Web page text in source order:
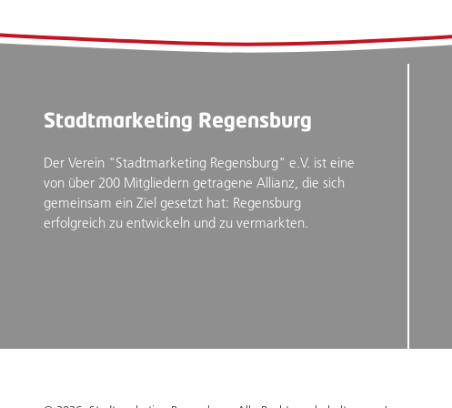
Stadtmarketing Regensburg
Der Verein "Stadtmarketing Regensburg" e.V. ist eine
von über 200 Mitgliedern getragene Allianz, die sich
gemeinsam ein Ziel gesetzt hat: Regensburg
erfolgreich zu entwickeln und zu vermarkten.